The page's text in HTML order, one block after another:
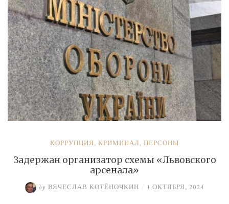
КОРРУПЦИЯ, КРИМИНАЛ, ПЕРСОНЫ
Задержан организатор схемы «Львовского
арсенала»
by ВЯЧЕСЛАВ КОТЁНОЧКИН / 1 ОКТЯБРЯ, 2024